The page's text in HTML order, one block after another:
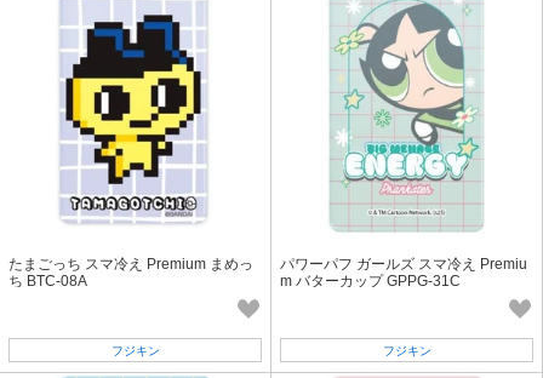
たまごっち スマ冷え Premium まめっ
ち BTC-08A
フジキン
パワーパフ ガールズ スマ冷え Premiu
m バターカップ GPPG-31C
フジキン